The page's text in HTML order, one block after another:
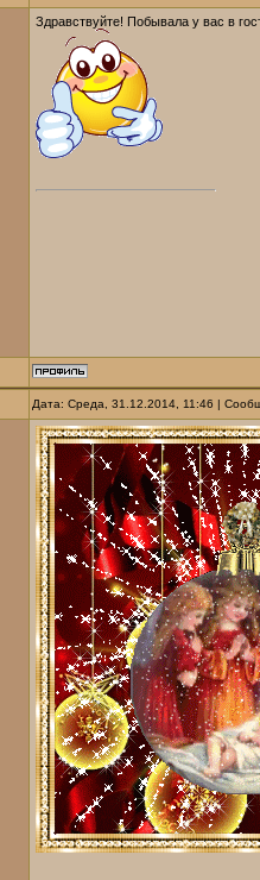
Здравствуйте! Побывала у вас в
Дата: Среда, 31.12.2014, 11:46 |